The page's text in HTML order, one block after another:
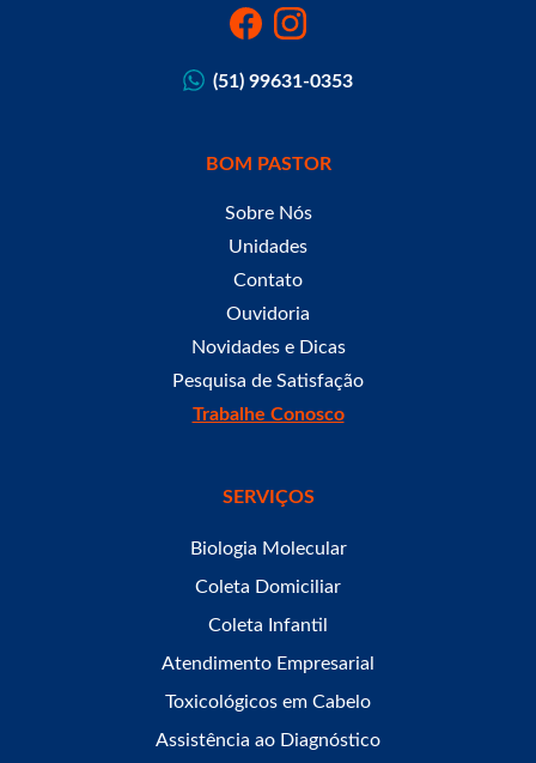
(51) 99631-0353
BOM PASTOR
Sobre Nós
Unidades
Contato
Ouvidoria
Novidades e Dicas
Pesquisa de Satisfação
Trabalhe Conosco
SERVIÇOS
Biologia Molecular
Coleta Domiciliar
Coleta Infantil
Atendimento Empresarial
Toxicológicos em Cabelo
Assistência ao Diagnóstico